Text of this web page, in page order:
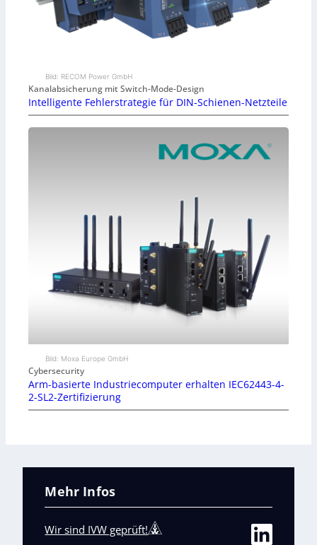
Bild: RECOM Power GmbH
Kanalabsicherung mit Switch-Mode-Design
Intelligente Fehlerstrategie für DIN-Schienen-Netzteile
Bild: Moxa Europe GmbH
Cybersecurity
Arm-basierte Industriecomputer erhalten IEC62443-4-
2-SL2-Zertifizierung
Mehr Infos
Wir sind IVW geprüft!